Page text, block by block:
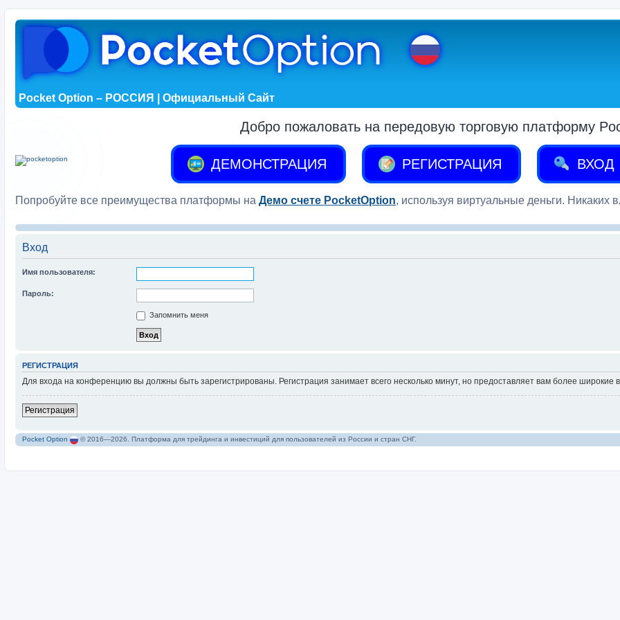
Pocket Option – РОССИЯ | Официальный Сайт
Добро пожаловать на передовую торговую платформу
ДЕМОНСТРАЦИЯ РЕГИСТРАЦИЯ ВХОД
Попробуйте все преимущества платформы на Демо счете PocketOption, используя виртуальные деньги. Никаких
Вход
Имя пользователя:
Пароль:
Запомнить меня
РЕГИСТРАЦИЯ
Для входа на конференцию вы должны быть зарегистрированы. Регистрация занимает всего несколько минут, но предоставляет вам более широкие
Регистрация
Pocket Option © 2016—2026. Платформа для трейдинга и инвестиций для пользователей из России и стран СНГ.